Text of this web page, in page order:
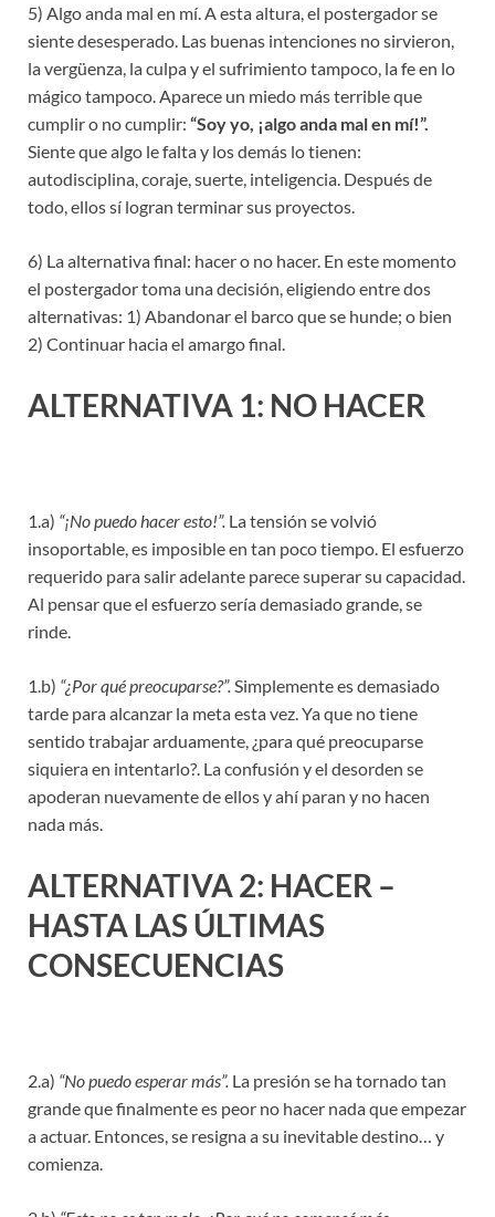
5) Algo anda mal en mí. A esta altura, el postergador se
siente desesperado. Las buenas intenciones no sirvieron,
la vergüenza, la culpa y el sufrimiento tampoco, la fe en lo
mágico tampoco. Aparece un miedo más terrible que
cumplir o no cumplir: “Soy yo, ¡algo anda mal en mí!”.
Siente que algo le falta y los demás lo tienen:
autodisciplina, coraje, suerte, inteligencia. Después de
todo, ellos sí logran terminar sus proyectos.
6) La alternativa final: hacer o no hacer. En este momento
el postergador toma una decisión, eligiendo entre dos
alternativas: 1) Abandonar el barco que se hunde; o bien
2) Continuar hacia el amargo final.
ALTERNATIVA 1: NO HACER
1.a) “¡No puedo hacer esto!”. La tensión se volvió
insoportable, es imposible en tan poco tiempo. El esfuerzo
requerido para salir adelante parece superar su capacidad.
Al pensar que el esfuerzo sería demasiado grande, se
rinde.
1.b) “¿Por qué preocuparse?”.Simplemente es demasiado
tarde para alcanzar la meta esta vez. Ya que no tiene
sentido trabajar arduamente, ¿para qué preocuparse
siquiera en intentarlo?. La confusión y el desorden se
apoderan nuevamente de ellos y ahí paran y no hacen
nada más.
ALTERNATIVA 2: HACER –
HASTA LAS ÚLTIMAS
CONSECUENCIAS
2.a) “No puedo esperar más”. La presión se ha tornado tan
grande que finalmente es peor no hacer nada que empezar
a actuar. Entonces, se resigna a su inevitable destino… y
comienza.